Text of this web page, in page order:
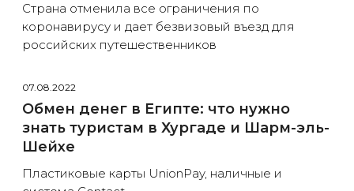
Страна отменила все ограничения по
коронавирусу и дает безвизовый въезд для
российских путешественников
07.08.2022
Обмен денег в Египте: что нужно
знать туристам в Хургаде и Шарм-эль-
Шейхе
Пластиковые карты UnionPay, наличные и